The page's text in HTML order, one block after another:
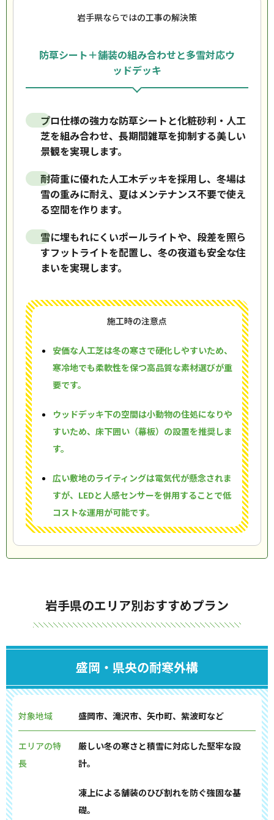
岩手県ならではの工事の解決策
防草シート＋舗装の組み合わせと多雪対応ウ
ッドデッキ
プロ仕様の強力な防草シートと化粧砂利・人工
芝を組み合わせ、長期間雑草を抑制する美しい
景観を実現します。
耐荷重に優れた人工木デッキを採用し、冬場は
雪の重みに耐え、夏はメンテナンス不要で使え
る空間を作ります。
雪に埋もれにくいポールライトや、段差を照ら
すフットライトを配置し、冬の夜道も安全な住
まいを実現します。
施工時の注意点
安価な人工芝は冬の寒さで硬化しやすいため、
寒冷地でも柔軟性を保つ高品質な素材選びが重
要です。
ウッドデッキ下の空間は小動物の住処になりや
すいため、床下囲い（幕板）の設置を推奨しま
す。
広い敷地のライティングは電気代が懸念されま
すが、LEDと人感センサーを併用することで低
コストな運用が可能です。
岩手県のエリア別おすすめプラン
盛岡・県央の耐寒外構
対象地域 盛岡市、滝沢市、矢巾町、紫波町など
エリアの特
長
厳しい冬の寒さと積雪に対応した堅牢な設
計。
凍上による舗装のひび割れを防ぐ強固な基
礎。